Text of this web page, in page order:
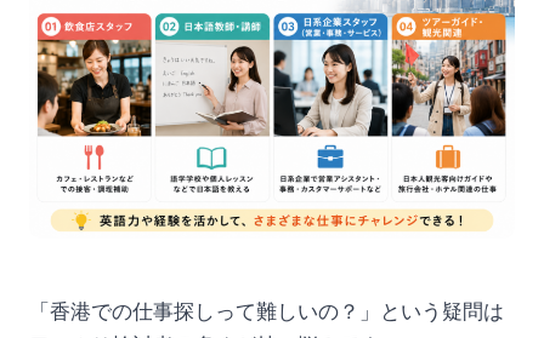
「香港での仕事探しって難しいの？」という疑問は